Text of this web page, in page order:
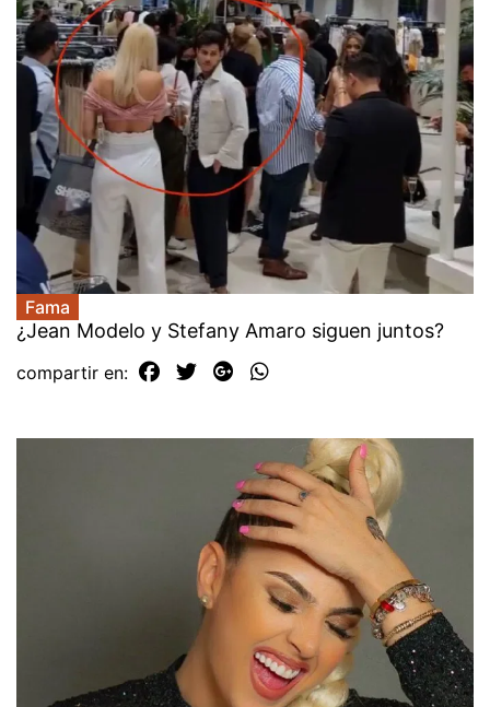
Fama
¿Jean Modelo y Stefany Amaro siguen juntos?
compartir en: